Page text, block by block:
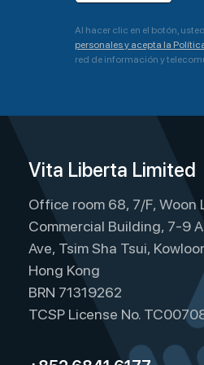
Al hacer clic en el botón,
personales y acepta la
red de información y
l
e
a
t
i
v
Vita Liberta Limited
Office room 68, 7/F, Woon
Commercial Building, 7-9
Ave, Tsim Sha Tsui,
Hong Kong
BRN 71319262
TCSP License No.